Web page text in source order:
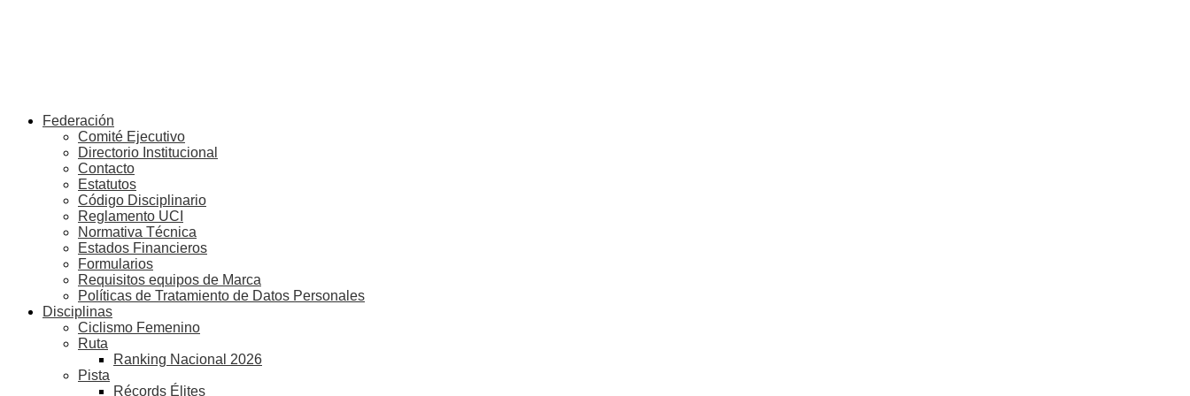
Federación
Comité Ejecutivo
Directorio Institucional
Contacto
Estatutos
Código Disciplinario
Reglamento UCI
Normativa Técnica
Estados Financieros
Formularios
Requisitos equipos de Marca
Políticas de Tratamiento de Datos Personales
Disciplinas
Ciclismo Femenino
Ruta
Ranking Nacional 2026
Pista
Récords Élites